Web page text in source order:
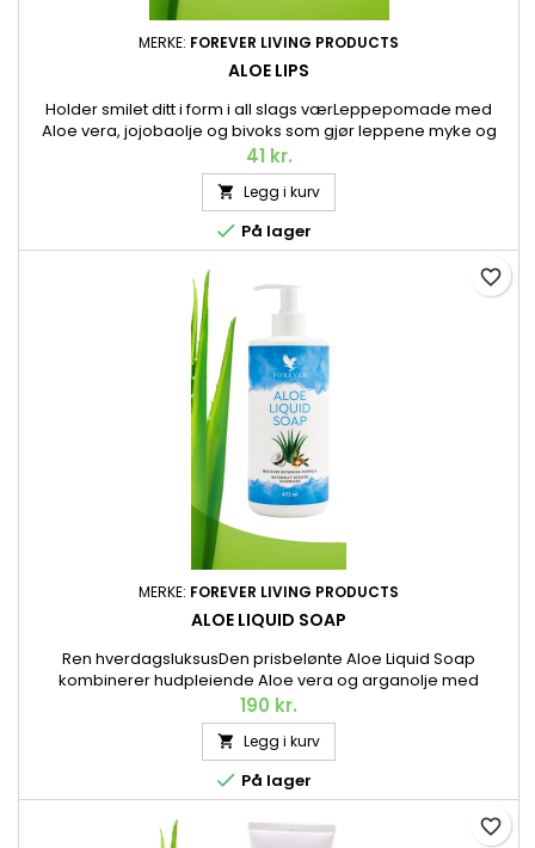
MERKE: FOREVER LIVING PRODUCTS
ALOE LIPS
Holder smilet ditt i form i all slags værLeppepomade med
Aloe vera, jojobaolje og bivoks som gjør leppene myke og
glatte – og beskytter dem mot vær og vind. 4,25 g.
41 kr.
 Legg i kurv
 På lager
MERKE: FOREVER LIVING PRODUCTS
ALOE LIQUID SOAP
Ren hverdagsluksusDen prisbelønte Aloe Liquid Soap
kombinerer hudpleiende Aloe vera og arganolje med
naturlige rengjøringsmidler, blant annet fra kokosnøtt. Unn
deg en såpe som gir en deilig ren og frisk følelse uten å tørke
ut huden. 473 ml.
190 kr.
 Legg i kurv
 På lager
favorite_border
favorite_border